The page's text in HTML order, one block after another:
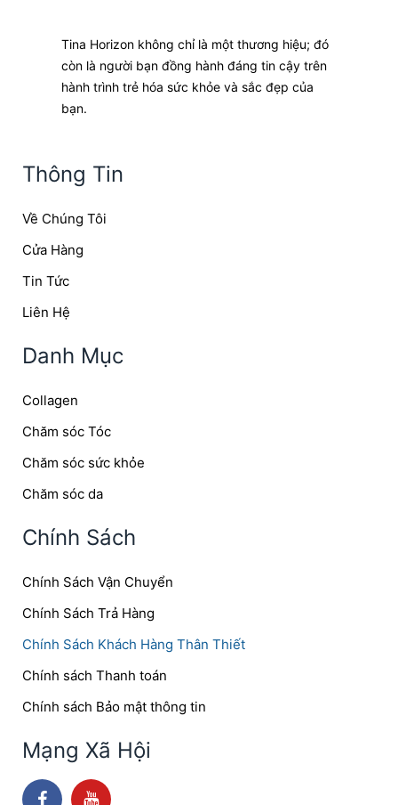
Tina Horizon không chỉ là một thương hiệu; đó
còn là người bạn đồng hành đáng tin cậy trên
hành trình trẻ hóa sức khỏe và sắc đẹp của
bạn.
Thông Tin
Về Chúng Tôi
Cửa Hàng
Tin Tức
Liên Hệ
Danh Mục
Collagen
Chăm sóc Tóc
Chăm sóc sức khỏe
Chăm sóc da
Chính Sách
Chính Sách Vận Chuyển
Chính Sách Trả Hàng
Chính Sách Khách Hàng Thân Thiết
Chính sách Thanh toán
Chính sách Bảo mật thông tin
Mạng Xã Hội